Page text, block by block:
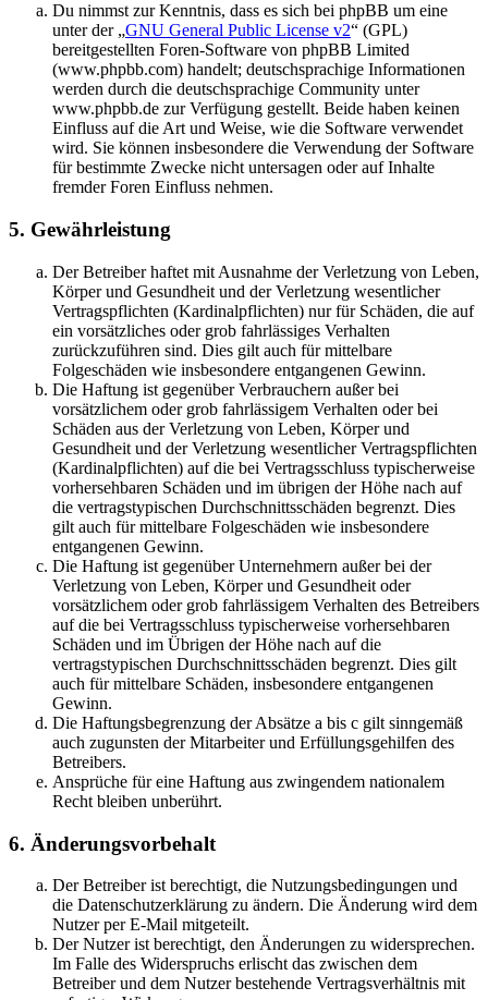
Du nimmst zur Kenntnis, dass es sich bei phpBB um eine
unter der „GNU General Public License v2“ (GPL)
bereitgestellten Foren-Software von phpBB Limited
(www.phpbb.com) handelt; deutschsprachige Informationen
werden durch die deutschsprachige Community unter
www.phpbb.de zur Verfügung gestellt. Beide haben keinen
Einfluss auf die Art und Weise, wie die Software verwendet
wird. Sie können insbesondere die Verwendung der Software
für bestimmte Zwecke nicht untersagen oder auf Inhalte
fremder Foren Einfluss nehmen.
5. Gewährleistung
Der Betreiber haftet mit Ausnahme der Verletzung von Leben,
Körper und Gesundheit und der Verletzung wesentlicher
Vertragspflichten (Kardinalpflichten) nur für Schäden, die auf
ein vorsätzliches oder grob fahrlässiges Verhalten
zurückzuführen sind. Dies gilt auch für mittelbare
Folgeschäden wie insbesondere entgangenen Gewinn.
Die Haftung ist gegenüber Verbrauchern außer bei
vorsätzlichem oder grob fahrlässigem Verhalten oder bei
Schäden aus der Verletzung von Leben, Körper und
Gesundheit und der Verletzung wesentlicher Vertragspflichten
(Kardinalpflichten) auf die bei Vertragsschluss typischerweise
vorhersehbaren Schäden und im übrigen der Höhe nach auf
die vertragstypischen Durchschnittsschäden begrenzt. Dies
gilt auch für mittelbare Folgeschäden wie insbesondere
entgangenen Gewinn.
Die Haftung ist gegenüber Unternehmern außer bei der
Verletzung von Leben, Körper und Gesundheit oder
vorsätzlichem oder grob fahrlässigem Verhalten des Betreibers
auf die bei Vertragsschluss typischerweise vorhersehbaren
Schäden und im Übrigen der Höhe nach auf die
vertragstypischen Durchschnittsschäden begrenzt. Dies gilt
auch für mittelbare Schäden, insbesondere entgangenen
Gewinn.
Die Haftungsbegrenzung der Absätze a bis c gilt sinngemäß
auch zugunsten der Mitarbeiter und Erfüllungsgehilfen des
Betreibers.
Ansprüche für eine Haftung aus zwingendem nationalem
Recht bleiben unberührt.
6. Änderungsvorbehalt
Der Betreiber ist berechtigt, die Nutzungsbedingungen und
die Datenschutzerklärung zu ändern. Die Änderung wird dem
Nutzer per E-Mail mitgeteilt.
Der Nutzer ist berechtigt, den Änderungen zu widersprechen.
Im Falle des Widerspruchs erlischt das zwischen dem
Betreiber und dem Nutzer bestehende Vertragsverhältnis mit